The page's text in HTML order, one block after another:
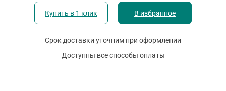
Купить в 1 клик В избранное
Срок доставки уточним при оформлении
Доступны все способы оплаты